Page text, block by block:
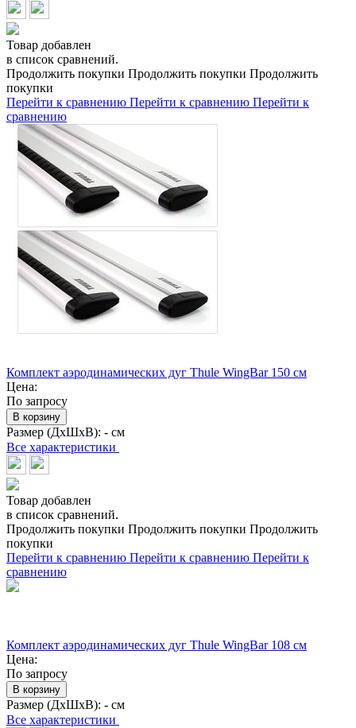
Товар добавлен
в список сравнений.
Продолжить покупки Продолжить покупки Продолжить
покупки
Перейти к сравнению Перейти к сравнению Перейти к
сравнению
Комплект аэродинамических дуг Thule WingBar 150 см
Цена:
По запросу
В корзину
Размер (ДхШхВ): - см
Все характеристики
Товар добавлен
в список сравнений.
Продолжить покупки Продолжить покупки Продолжить
покупки
Перейти к сравнению Перейти к сравнению Перейти к
сравнению
Комплект аэродинамических дуг Thule WingBar 108 см
Цена:
По запросу
В корзину
Размер (ДхШхВ): - см
Все характеристики